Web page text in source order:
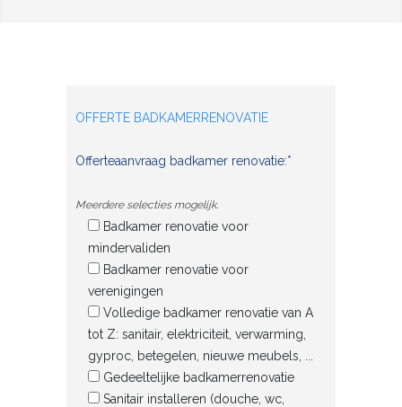
OFFERTE BADKAMERRENOVATIE
Offerteaanvraag badkamer renovatie:*
Meerdere selecties mogelijk.
Badkamer renovatie voor
mindervaliden
Badkamer renovatie voor
verenigingen
Volledige badkamer renovatie van A
tot Z: sanitair, elektriciteit, verwarming,
gyproc, betegelen, nieuwe meubels, ...
Gedeeltelijke badkamerrenovatie
Sanitair installeren (douche, wc,